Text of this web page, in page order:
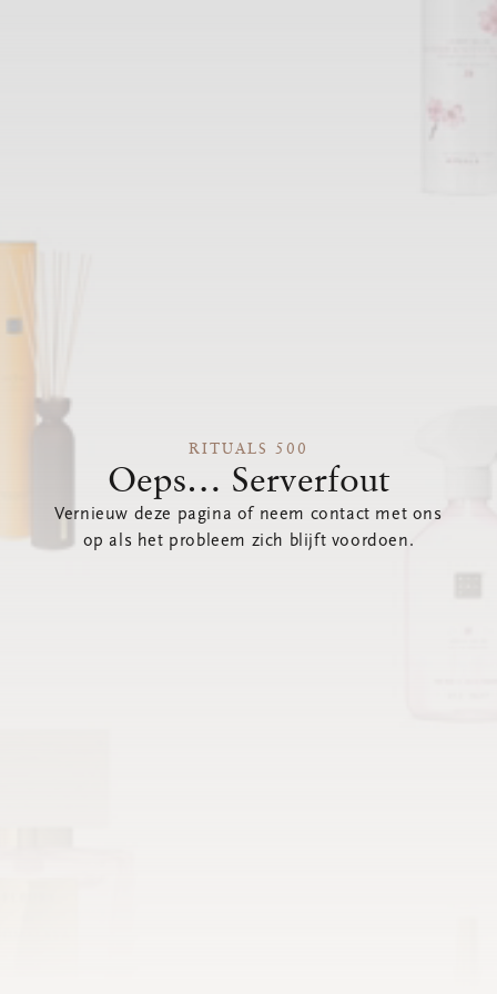
RITUALS 500
Oeps… Serverfout
Vernieuw deze pagina of neem contact met ons
op als het probleem zich blijft voordoen.